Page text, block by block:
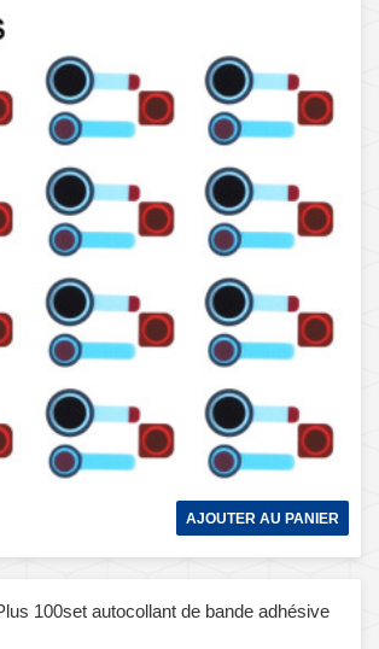
AJOUTER AU PANIER
100set autocollant de bande adhésive